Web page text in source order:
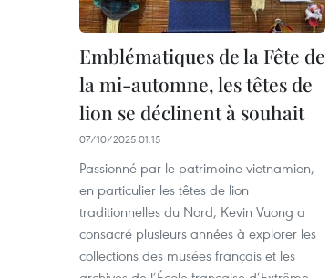
Emblématiques de la Fête de
la mi-automne, les têtes de
lion se déclinent à souhait
07/10/2025 01:15
Passionné par le patrimoine vietnamien,
en particulier les têtes de lion
traditionnelles du Nord, Kevin Vuong a
consacré plusieurs années à explorer les
collections des musées français et les